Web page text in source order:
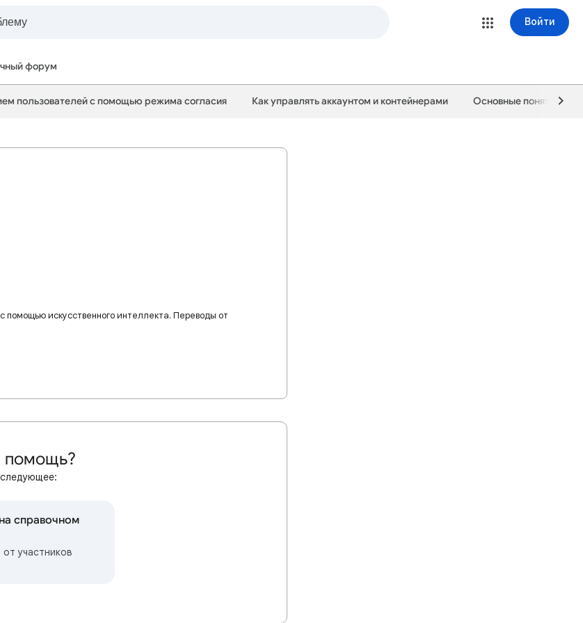
Войти
форум
пользователей с помощью режима согласия Как управлять аккаунтом и контейнерами Основные понятия и
искусственного интеллекта. Переводы от
помощь?
справочном
участников